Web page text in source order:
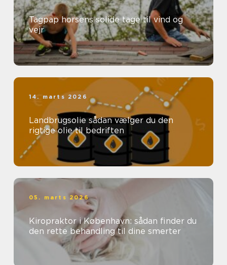
Tagpap horsens solide tage til vind og
vejr
14. marts 2026
Landbrugsolie sådan vælger du den
rigtige olie til bedriften
05. marts 2026
Kiropraktor i København: sådan finder du
den rette behandling til dine smerter